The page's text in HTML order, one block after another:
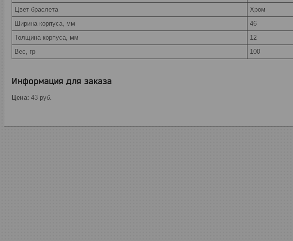
Цвет браслета
Хром
Ширина корпуса, мм
46
Толщина корпуса, мм
12
Вес, гр
100
Информация для заказа
Цена: 43 руб.